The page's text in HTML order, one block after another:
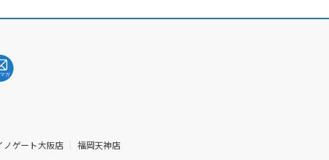
ノゲート大阪店 福岡天神店